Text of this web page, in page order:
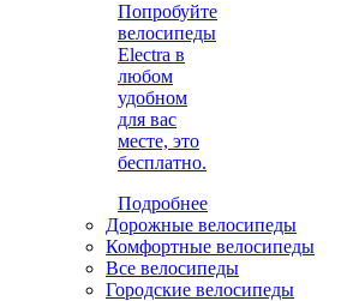
Попробуйте
велосипеды
Electra в
любом
удобном
для вас
месте, это
бесплатно.
Подробнее
Дорожные велосипеды
Комфортные велосипеды
Все велосипеды
Городские велосипеды